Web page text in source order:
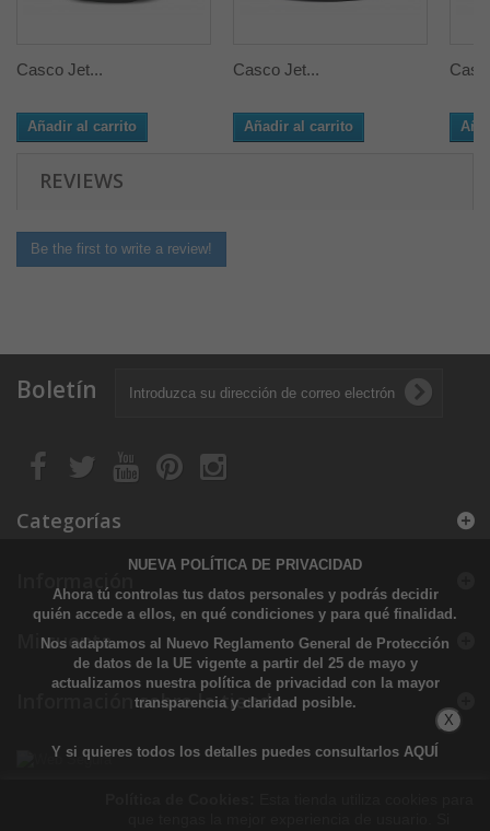
Casco Jet...
Añadir al carrito
Casco Jet...
Añadir al carrito
REVIEWS
Be the first to write a review!
Boletín
Categorías
Información
Mi cuenta
Información sobre la tienda
NUEVA POLÍTICA DE PRIVACIDAD
Ahora tú controlas tus datos personales y podrás decidir
quién accede a ellos, en qué condiciones y para qué finalidad.
Nos adaptamos al Nuevo Reglamento General de Protección
de datos de la UE vigente a partir del 25 de mayo y
actualizamos nuestra política de privacidad con la mayor
transparencia y claridad posible.
Y si quieres todos los detalles puedes consultarlos AQUÍ
X